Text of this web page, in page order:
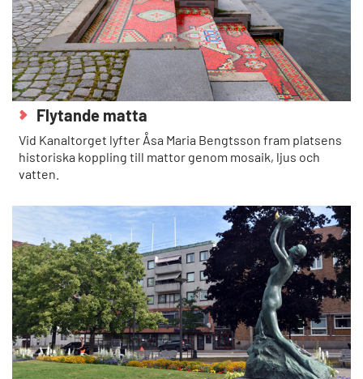
Flytande matta
Vid Kanaltorget lyfter Åsa Maria Bengtsson fram platsens
historiska koppling till mattor genom mosaik, ljus och
vatten.